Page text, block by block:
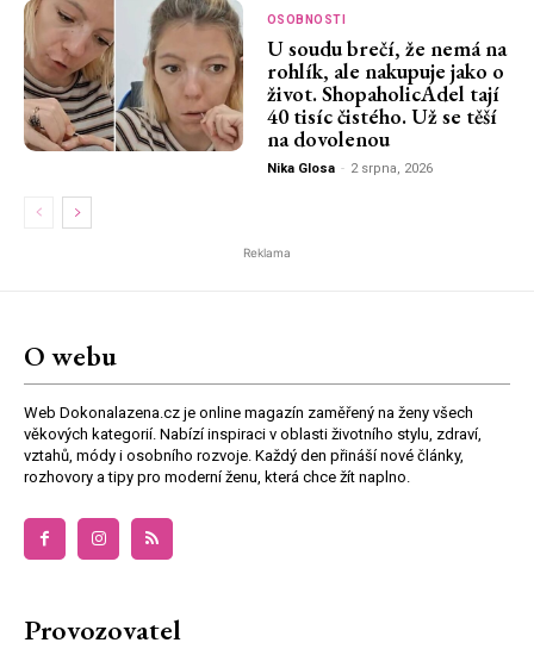
OSOBNOSTI
U soudu brečí, že nemá na
rohlík, ale nakupuje jako o
život. ShopaholicAdel tají
40 tisíc čistého. Už se těší
na dovolenou
Nika Glosa - 2 srpna, 2026
Reklama
O webu
Web Dokonalazena.cz je online magazín zaměřený na ženy všech
věkových kategorií. Nabízí inspiraci v oblasti životního stylu, zdraví,
vztahů, módy i osobního rozvoje. Každý den přináší nové články,
rozhovory a tipy pro moderní ženu, která chce žít naplno.
Provozovatel